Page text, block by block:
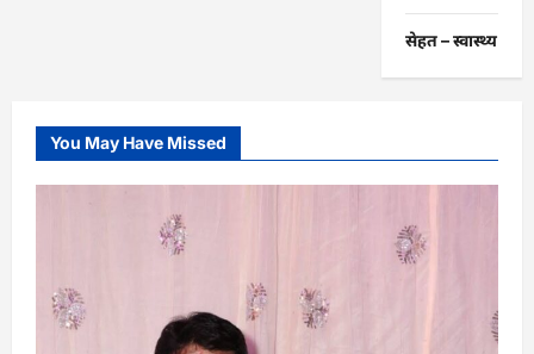
सेहत – स्‍वास्‍थ्‍य
You May Have Missed